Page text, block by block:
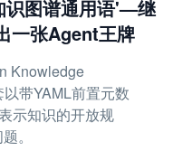
图谱通用语'—继
一张Agent王牌
Knowledge
带YAML前置元数
示知识的开放规
。